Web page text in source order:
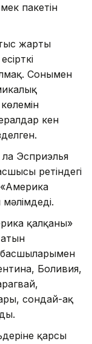
пакетін
жарты
Сонымен
кен
Эсприэлья
ретіндегі
«Америка
қалқаны»
басшыларымен
Боливия,
сондай-ақ
қарсы